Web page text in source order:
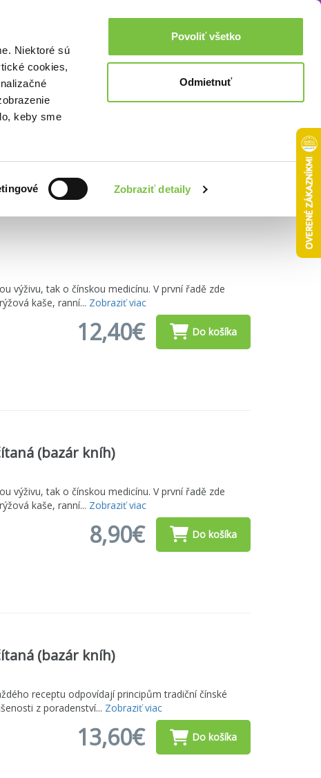
Niektoré sú
cookies,
keby sme
Zobraziť detaily
Povoliť všetko
Odmietnuť
Prihlásenie 0,00€
Akcie a zľavy
Zoradiť podľa:
výživu, tak o čínskou medicínu. V první řadě zde
kaše, ranní... Zobraziť viac
12,40€ Do košíka
(bazár kníh)
výživu, tak o čínskou medicínu. V první řadě zde
kaše, ranní... Zobraziť viac
8,90€ Do košíka
(bazár kníh)
receptu odpovídají principům tradiční čínské
z poradenství... Zobraziť viac
13,60€ Do košíka